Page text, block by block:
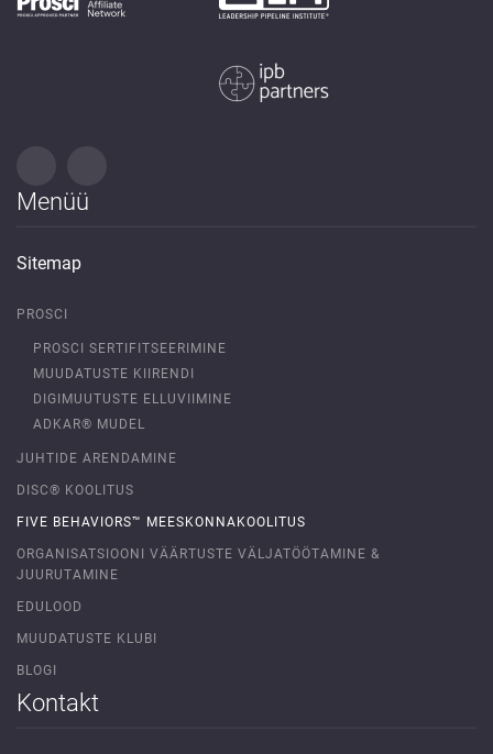
Menüü
Sitemap
PROSCI
PROSCI SERTIFITSEERIMINE
MUUDATUSTE KIIRENDI
DIGIMUUTUSTE ELLUVIIMINE
ADKAR® MUDEL
JUHTIDE ARENDAMINE
DISC® KOOLITUS
FIVE BEHAVIORS™ MEESKONNAKOOLITUS
ORGANISATSIOONI VÄÄRTUSTE VÄLJATÖÖTAMINE &
JUURUTAMINE
EDULOOD
MUUDATUSTE KLUBI
BLOGI
Kontakt